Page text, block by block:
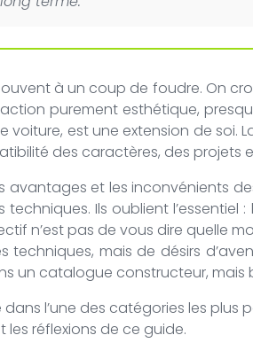
à un coup de foudre. On
purement esthétique,
voiture, est une extension de
des caractères, des projets
et les inconvénients
Ils oublient
n’est pas de vous dire
techniques, mais de désirs
un catalogue constructeur, mais
l’une des catégories les
réflexions de ce guide.